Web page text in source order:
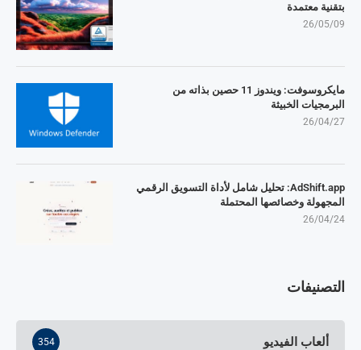
بتقنية معتمدة
26/05/09
مايكروسوفت: ويندوز 11 حصين بذاته من
البرمجيات الخبيثة
26/04/27
AdShift.app: تحليل شامل لأداة التسويق الرقمي
المجهولة وخصائصها المحتملة
26/04/24
التصنيفات
ألعاب الفيديو 354